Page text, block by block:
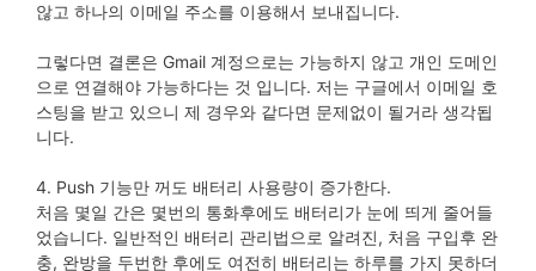
않고 하나의 이메일 주소를 이용해서 보내집니다.
그렇다면 결론은 Gmail 계정으로는 가능하지 않고 개인 도메인
으로 연결해야 가능하다는 것 입니다. 저는 구글에서 이메일 호
스팅을 받고 있으니 제 경우와 같다면 문제없이 될거라 생각됩
니다.
4. Push 기능만 꺼도 배터리 사용량이 증가한다.
처음 몇일 간은 몇번의 통화후에도 배터리가 눈에 띄게 줄어들
었습니다. 일반적인 배터리 관리법으로 알려진, 처음 구입후 완
충, 완방을 두번한 후에도 여전히 배터리는 하루를 가지 못하더